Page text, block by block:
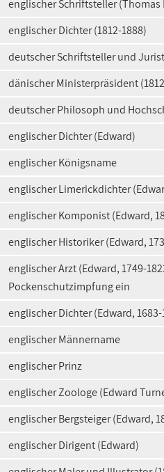
englischer Schriftsteller (Thomas
englischer Dichter (1812-1888)
deutscher Schriftsteller und
dänischer Ministerpräsident
deutscher Philosoph und
englischer Dichter (Edward)
englischer Königsname
englischer Limerickdichter
englischer Komponist (Edward,
englischer Historiker (Edward,
englischer Arzt (Edward, 1749-
Pockenschutzimpfung ein
englischer Dichter (Edward, 1683-
englischer Männername
englischer Prinz
englischer Zoologe (Edward
englischer Bergsteiger (Edward,
englischer Dirigent (Edward)